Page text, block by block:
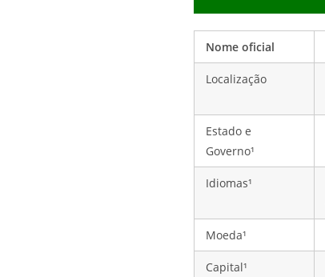
Nome oficial
Localização
Estado e
Governo¹
Idiomas¹
Moeda¹
Capital¹